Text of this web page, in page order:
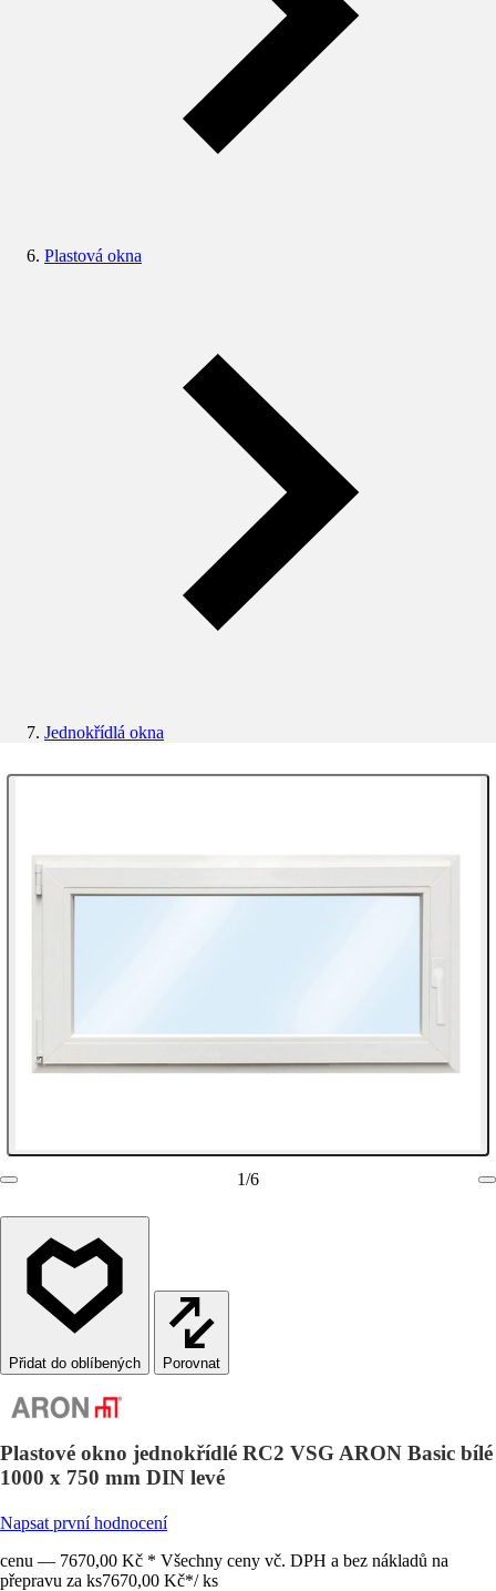
Plastová okna
Jednokřídlá okna
1/6
Porovnat
Plastové okno jednokřídlé RC2 VSG ARON Basic bílé
1000 x 750 mm DIN levé
Napsat první hodnocení
cenu — 7670,00 Kč * Všechny ceny vč. DPH a bez nákladů na
přepravu za ks7670,00 Kč*/ ks